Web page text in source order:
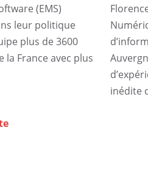
(EMS)
leur politique
plus de 3600
France avec plus
inédite